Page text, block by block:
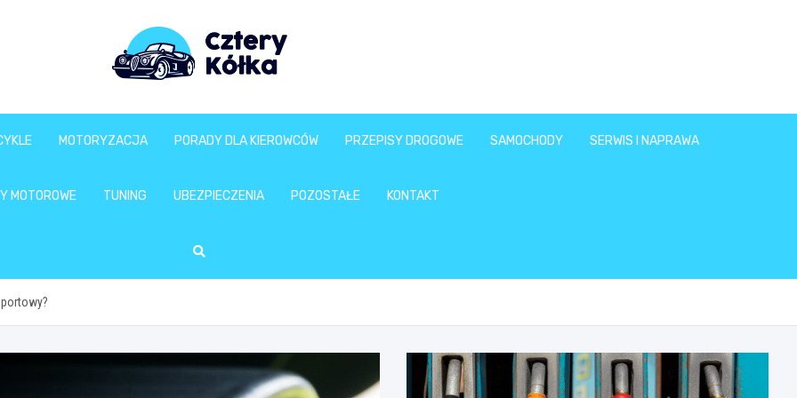
MOTORYZACJA PORADY DLA KIEROWCÓW PRZEPISY DROGOWE SAMOCHODY SERWIS I NAPRAWA
MOTOROWE TUNING UBEZPIECZENIA POZOSTAŁE KONTAKT